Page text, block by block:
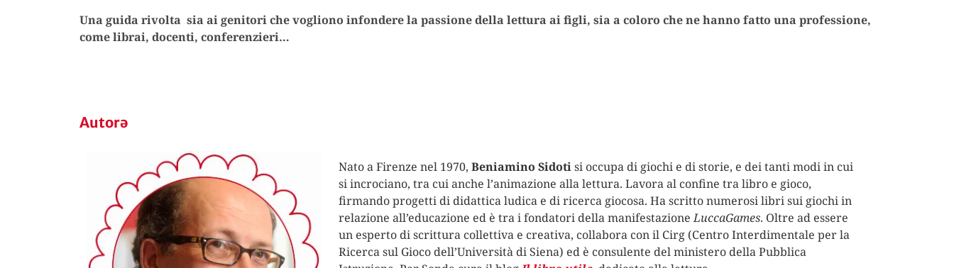
Una guida rivolta sia ai genitori che vogliono infondere la passione della lettura ai figli, sia a coloro che ne hanno fatto una professione,
come librai, docenti, conferenzieri…
Autorə
Nato a Firenze nel 1970, Beniamino Sidotisi occupa di giochi e di storie, e dei tanti modi in cui
si incrociano, tra cui anche l’animazione alla lettura. Lavora al confine tra libro e gioco,
firmando progetti di didattica ludica e di ricerca giocosa. Ha scritto numerosi libri sui giochi in
relazione all’educazione ed è tra i fondatori della manifestazioneLuccaGames. Oltre ad essere
un esperto di scrittura collettiva e creativa, collabora con il Cirg (Centro Interdimentale per la
Ricerca sul Gioco dell’Università di Siena) ed è consulente del ministero della Pubblica